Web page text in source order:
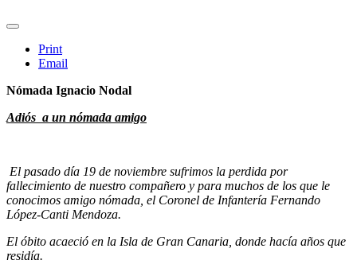
Print
Email
Nómada Ignacio Nodal
Adiós a un nómada amigo
El pasado día 19 de noviembre sufrimos la perdida por
fallecimiento de nuestro compañero y para muchos de los que le
conocimos amigo nómada, el Coronel de Infantería Fernando
López-Canti Mendoza.
El óbito acaeció en la Isla de Gran Canaria, donde hacía años que
residía.